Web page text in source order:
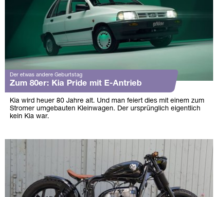
Der etwas andere Geburtstag
Zum 80er: Kia Pride mit E-Antrieb
Kia wird heuer 80 Jahre alt. Und man feiert dies mit einem zum
Stromer umgebauten Kleinwagen. Der ursprünglich eigentlich
kein Kia war.